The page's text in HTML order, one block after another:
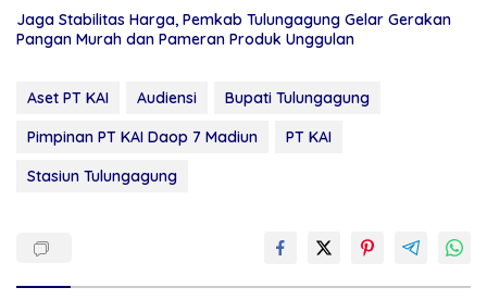
Jaga Stabilitas Harga, Pemkab Tulungagung Gelar Gerakan
Pangan Murah dan Pameran Produk Unggulan
Aset PT KAI Audiensi
Bupati Tulungagung
Pimpinan PT KAI Daop 7 Madiun
PT KAI
Stasiun Tulungagung